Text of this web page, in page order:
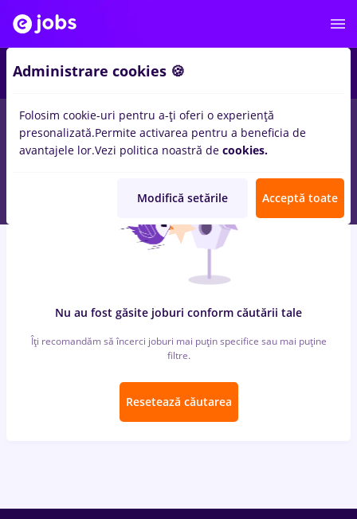
locuri de muncacu salarii pizzerin Iasi (Iasi)pentru
Fara experientainTransport / Distributie
Nu au fost găsite joburi conform căutării tale
Îți recomandăm să încerci joburi mai puțin specifice sau mai puține
filtre.
Resetează căutarea
Administrare cookies 🍪
Folosim cookie-uri pentru a-ți oferi o experiență
presonalizată.Permite activarea pentru a beneficia de
avantajele lor.Vezi politica noastră de cookies.
Modifică setările Acceptă toate